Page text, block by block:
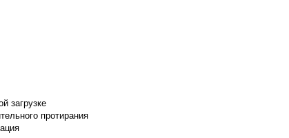
загрузке
протирания